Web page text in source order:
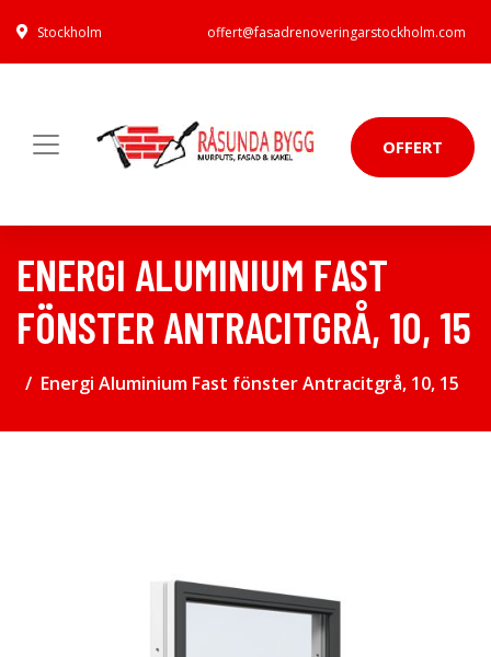
Stockholm offert@fasadrenoveringarstockholm.com
OFFERT
ENERGI ALUMINIUM FAST
FÖNSTER ANTRACITGRÅ, 10, 15
Energi Aluminium Fast fönster Antracitgrå, 10, 15